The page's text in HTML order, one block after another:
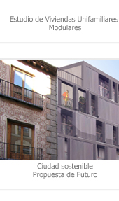
VIVIENDAS PARA
JÓVENES Y ARTISTAS)
105 VPPA–OC JOVEN,
COMERCIALES, TRASTEROS
GARAJE, PARCELA C2, LA
VENTILLA, TETUÁN –